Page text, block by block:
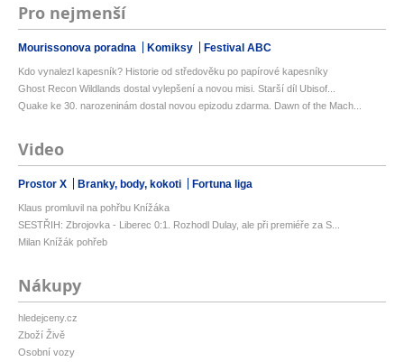
Pro nejmenší
Mourissonova poradna Komiksy Festival ABC
Kdo vynalezl kapesník? Historie od středověku po papírové kapesníky
Ghost Recon Wildlands dostal vylepšení a novou misi. Starší díl Ubisof...
Quake ke 30. narozeninám dostal novou epizodu zdarma. Dawn of the Mach...
Video
Prostor X Branky, body, kokoti Fortuna liga
Klaus promluvil na pohřbu Knížáka
SESTŘIH: Zbrojovka - Liberec 0:1. Rozhodl Dulay, ale při premiéře za S...
Milan Knížák pohřeb
Nákupy
hledejceny.cz
Zboží Živě
Osobní vozy